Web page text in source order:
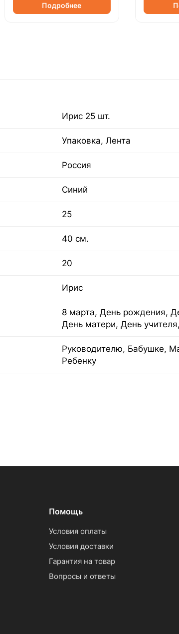
Подробнее
Ирис 25 шт.
Упаковка, Лента
Россия
Синий
25
40 см.
20
Ирис
8 марта, День рождения,
День матери, День
Руководителю, Бабушке,
Ребенку
Помощь
Условия оплаты
Условия доставки
Гарантия на товар
Вопросы и ответы